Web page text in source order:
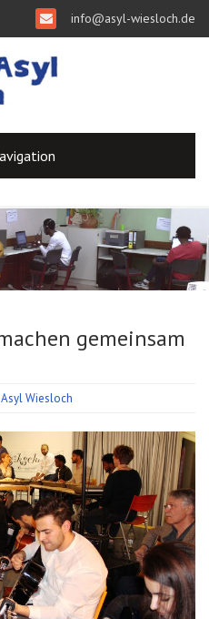
info@asyl-wiesloch.de
gemeinsam
Wiesloch